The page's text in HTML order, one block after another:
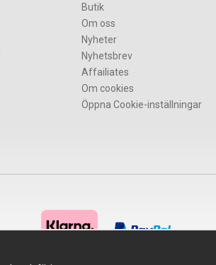
Butik
Om oss
Nyheter
Nyhetsbrev
Affailiates
Om cookies
Öppna Cookie-inställningar